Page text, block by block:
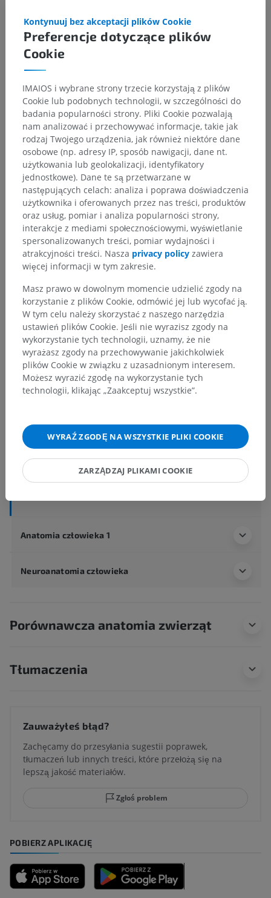
Czy jest jakiś problem z tym tłumaczeniem?
Snell, R.S. (2010). ‘Chapter 16: The ventricular system, the cerebrospinal
fluid, and the blood-brain and blood-cerebrospinal fluid barriers’, in
Clinical Neuroanatomy . (7th ed.) Philadelphia: Wolters Kluwer
Health/Lippincott Williams & Wilkins, pp.446-457.
Shenoy, S.S. and Lui, F. Neuroanatomy, Ventricular System. [Updated
2023 Jul 24]. In: StatPearls [Internet]. Treasure Island (FL): StatPearls
Publishing; 2023 Jan-. Available from:
https://www.ncbi.nlm.nih.gov/books/NBK532932/
Xu Y, Mohyeldin A, Doniz-Gonzalez A, Vigo V, Pastor-Escartin F, Meng L,
Cohen-Gadol AA, Fernandez-Miranda JC. Microsurgical anatomy of the
lateral posterior choroidal artery: implications for intraventricular
surgery involving the choroid plexus. J Neurosurg. 2021 Apr
9;135(5):1534-1549.
Hierarchia anatomiczna
Anatomia człowieka 2
Ciało ludzkie> Układy integrujące>
Układ nerwowy> Centralny system nerwowy
Opona miękka mózgowial opona miękka czaszkowa
>
Splot naczyniówkowy
Powiązane struktury:
Nie istnieją struktury powiązane
Anatomia człowieka 1
Neuroanatomia człowieka
Porównawcza anatomia zwierząt
Tłumaczenia
Zauważyłeś błąd?
Zachęcamy do przesyłania sugestii poprawek,
tłumaczeń lub innych treści, które przełożą się na
lepszą jakość materiałów.
Zgłoś problem
POBIERZ APLIKACJĘ
Preferencje dotyczące plików
Cookie
Kontynuuj bez akceptacji plików Cookie
IMAIOS i wybrane strony trzecie korzystają z plików
Cookie lub podobnych technologii, w szczególności do
badania popularności strony. Pliki Cookie pozwalają
nam analizować i przechowywać informacje, takie jak
rodzaj Twojego urządzenia, jak również niektóre dane
osobowe (np. adresy IP, sposób nawigacji, dane nt.
użytkowania lub geolokalizacji, identyfikatory
jednostkowe). Dane te są przetwarzane w
następujących celach: analiza i poprawa doświadczenia
użytkownika i oferowanych przez nas treści, produktów
oraz usług, pomiar i analiza popularności strony,
interakcje z mediami społecznościowymi, wyświetlanie
spersonalizowanych treści, pomiar wydajności i
atrakcyjności treści. Nasza privacy policy zawiera
więcej informacji w tym zakresie.
Masz prawo w dowolnym momencie udzielić zgody na
korzystanie z plików Cookie, odmówić jej lub wycofać ją.
W tym celu należy skorzystać z naszego narzędzia
ustawień plików Cookie. Jeśli nie wyrazisz zgody na
wykorzystanie tych technologii, uznamy, że nie
wyrażasz zgody na przechowywanie jakichkolwiek
plików Cookie w związku z uzasadnionym interesem.
Możesz wyrazić zgodę na wykorzystanie tych
technologii, klikając „Zaakceptuj wszystkie”.
WYRAŹ ZGODĘ NA WSZYSTKIE PLIKI COOKIE
ZARZĄDZAJ PLIKAMI COOKIE